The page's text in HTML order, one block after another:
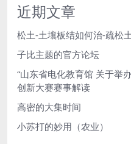
近期文章
松土-土壤板结如何治-疏松
子比主题的官方论坛
“山东省电化教育馆 关于举
创新大赛赛事解读
高密的大集时间
小苏打的妙用（农业）